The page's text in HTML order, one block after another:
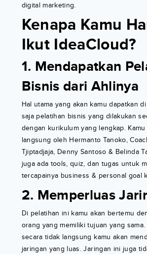
digital marketing.
Kenapa Kamu
Ikut IdeaCloud?
1. Mendapatkan
Bisnis dari Ahlinya
Hal utama yang akan kamu dapatkan
saja pelatihan bisnis yang dilakukan
dengan kurikulum yang lengkap.
langsung oleh Hermanto Tanoko,
Tjiptadjaja, Denny Santoso & Belinda
juga ada tools, quiz, dan tugas untuk
tercapainya business & personal goal
2. Memperluas
Di pelatihan ini kamu akan bertemu
orang yang memiliki tujuan yang
secara tidak langsung kamu akan
jaringan yang luas. Jaringan ini juga